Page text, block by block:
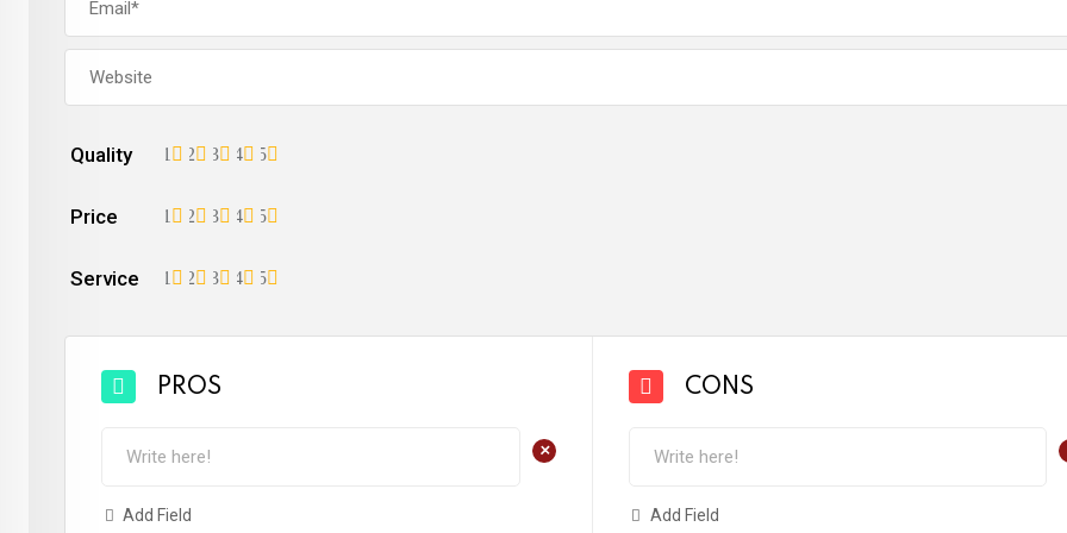
Quality 5
4
3
2
1
Price 5
4
3
2
1
Service 5
4
3
2
1
PROS
+
Add Field
CONS
Add Field